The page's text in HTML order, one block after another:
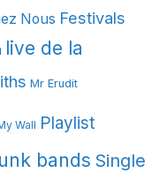
Nous Festivals
live de la
Mr Erudit
Wall Playlist
bands Single